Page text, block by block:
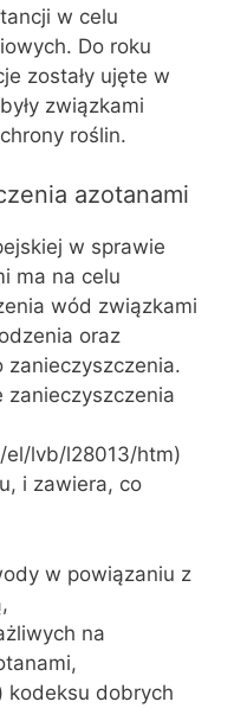
w celu
Do roku
zostały ujęte w
związkami
roślin.
azotanami
w sprawie
ma na celu
wód związkami
oraz
zanieczyszczenia
el/lvb/l28013/htm)
i zawiera, co
w powiązaniu z
na
kodeksu dobrych